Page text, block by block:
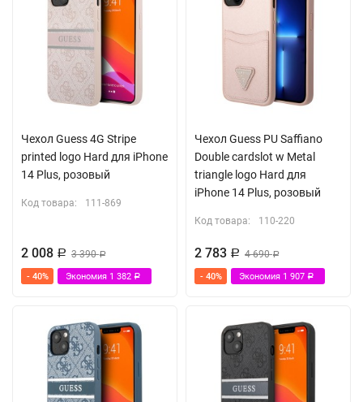
Чехол Guess 4G Stripe
printed logo Hard для iPhone
14 Plus, розовый
Код товара: 111-869
2 008 Р 3 390Р
- 40% Экономия 1 382 Р
Чехол Guess PU Saffiano
Double cardslot w Metal
triangle logo Hard для
iPhone 14 Plus, розовый
Код товара: 110-220
2 783 Р 4 690Р
- 40% Экономия 1 907 Р